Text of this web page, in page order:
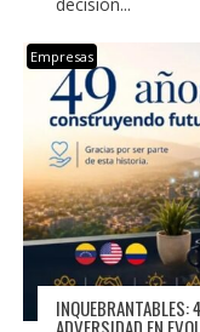
Empresas
INQUEBRANTABLES: